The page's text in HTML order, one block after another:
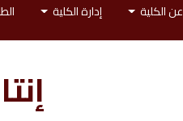
عن الكلية إدارة الكلية